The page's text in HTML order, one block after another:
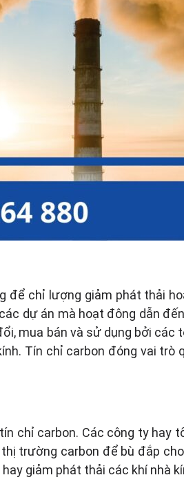
chỉ lượng giảm phát thải
dự án mà hoạt đông dẫn
mua bán và sử dụng bởi
Tín chỉ carbon đóng vai
chỉ carbon. Các công ty
trường carbon để bù đắp
giảm phát thải các khí nhà